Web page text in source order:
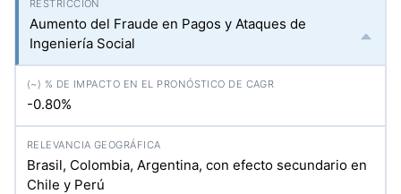
Aumento del Fraude en Pagos y Ataques de
Ingeniería Social
-0.80%
Brasil, Colombia, Argentina, con efecto secundario en
Chile y Perú